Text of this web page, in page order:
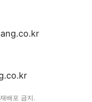
배포 금지.